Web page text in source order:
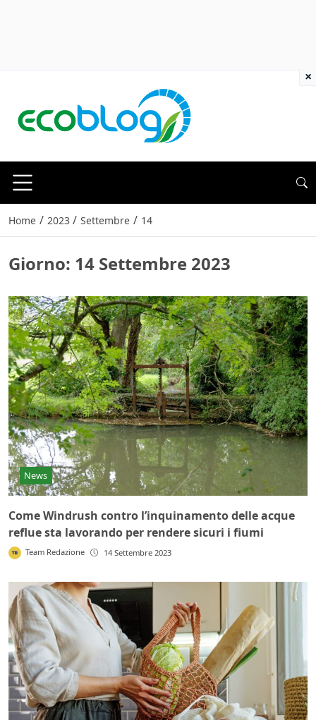
Home / 2023 / Settembre / 14
Giorno: 14 Settembre 2023
News
Come Windrush contro l’inquinamento delle acque
reflue sta lavorando per rendere sicuri i fiumi
Team Redazione 14 Settembre 2023
×